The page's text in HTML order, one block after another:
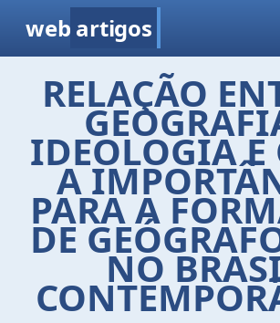
web artigos
RELAÇÃO
IDEOLOGIA E
A
PARA A
DE
NO